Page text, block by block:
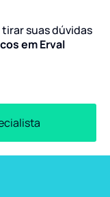
suas dúvidas
em Erval